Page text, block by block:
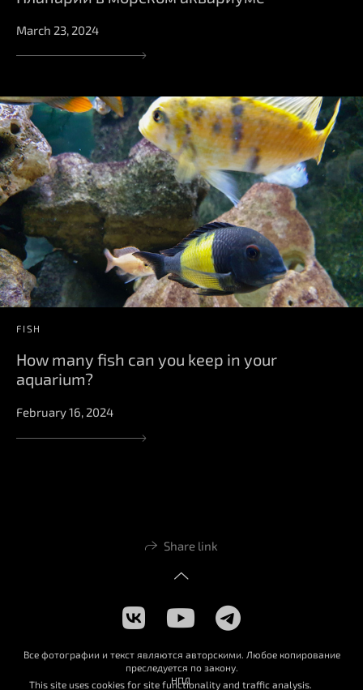
March 23, 2024
FISH
How many fish can you keep in your
aquarium?
February 16, 2024
Share link
Все фотографии и текст являются авторскими. Любое копирование
преследуется по закону.
НПД
This site uses cookies for site functionality and traffic analysis.